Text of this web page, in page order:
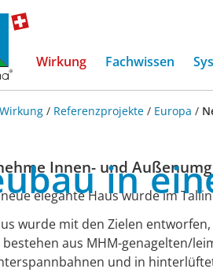
Wirkung Fachwissen
Wirkung / Referenzprojekte / Europa /
in
Innen- und
elegante Haus wurde im
wurde mit den Zielen
bestehen aus MHM-genagelten/
und in